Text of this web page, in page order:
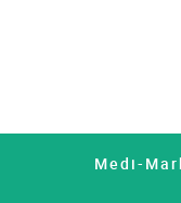
Medi-